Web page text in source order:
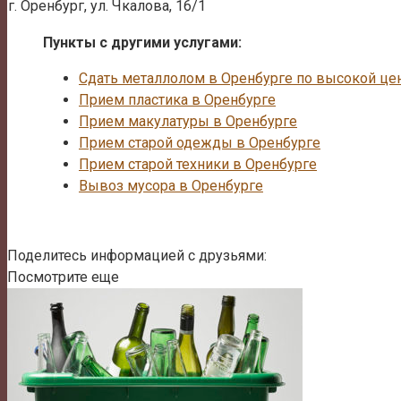
г. Оренбург, ул. Чкалова, 16/1
Пункты с другими услугами:
Сдать металлолом в Оренбурге по высокой
Прием пластика в Оренбурге
Прием макулатуры в Оренбурге
Прием старой одежды в Оренбурге
Прием старой техники в Оренбурге
Вывоз мусора в Оренбурге
Поделитесь информацией с друзьями:
Посмотрите еще